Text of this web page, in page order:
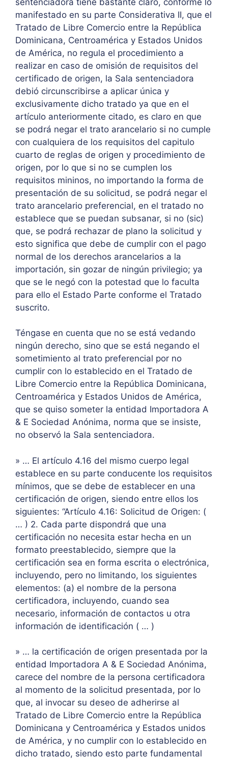
manifestado en su parte Considerativa II, que el
Tratado de Libre Comercio entre la República
Dominicana, Centroamérica y Estados Unidos
de América, no regula el procedimiento a
realizar en caso de omisión de requisitos del
certificado de origen, la Sala sentenciadora
debió circunscribirse a aplicar única y
exclusivamente dicho tratado ya que en el
artículo anteriormente citado, es claro en que
se podrá negar el trato arancelario si no cumple
con cualquiera de los requisitos del capitulo
cuarto de reglas de origen y procedimiento de
origen, por lo que si no se cumplen los
requisitos mininos, no importando la forma de
presentación de su solicitud, se podrá negar el
trato arancelario preferencial, en el tratado no
establece que se puedan subsanar, si no (sic)
que, se podrá rechazar de plano la solicitud y
esto significa que debe de cumplir con el pago
normal de los derechos arancelarios a la
importación, sin gozar de ningún privilegio; ya
que se le negó con la potestad que lo faculta
para ello el Estado Parte conforme el Tratado
suscrito.
Téngase en cuenta que no se está vedando
ningún derecho, sino que se está negando el
sometimiento al trato preferencial por no
cumplir con lo establecido en el Tratado de
Libre Comercio entre la República Dominicana,
Centroamérica y Estados Unidos de América,
que se quiso someter la entidad Importadora A
& E Sociedad Anónima, norma que se insiste,
no observó la Sala sentenciadora.
» … El artículo 4.16 del mismo cuerpo legal
establece en su parte conducente los requisitos
mínimos, que se debe de establecer en una
certificación de origen, siendo entre ellos los
siguientes: “Artículo 4.16: Solicitud de Origen: (
… ) 2. Cada parte dispondrá que una
certificación no necesita estar hecha en un
formato preestablecido, siempre que la
certificación sea en forma escrita o electrónica,
incluyendo, pero no limitando, los siguientes
elementos: (a) el nombre de la persona
certificadora, incluyendo, cuando sea
necesario, información de contactos u otra
información de identificación ( … )
» … la certificación de origen presentada por la
entidad Importadora A & E Sociedad Anónima,
carece del nombre de la persona certificadora
al momento de la solicitud presentada, por lo
que, al invocar su deseo de adherirse al
Tratado de Libre Comercio entre la República
Dominicana y Centroamérica y Estados unidos
de América, y no cumplir con lo establecido en
dicho tratado, siendo esto parte fundamental